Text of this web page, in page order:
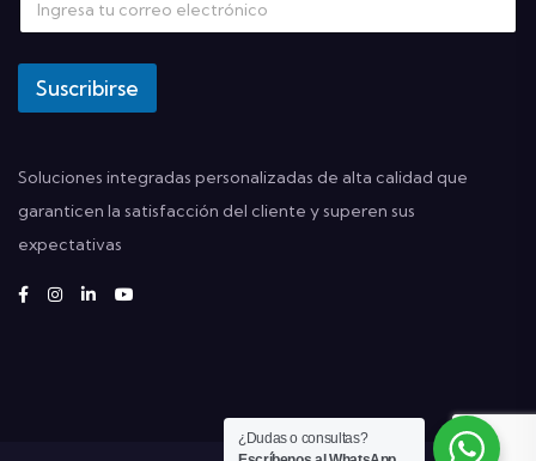
Suscribirse
Soluciones integradas personalizadas de alta calidad que
garanticen la satisfacción del cliente y superen sus
expectativas
¿Dudas o consultas?